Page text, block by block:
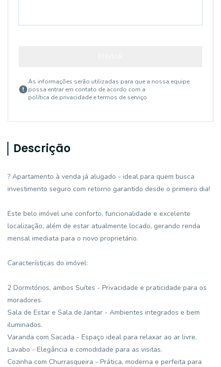
As informações serão utilizadas para que a nossa equipe
possa entrar em contato de acordo com a
política de privacidade e termos de serviço
Descrição
? Apartamento à venda já alugado - ideal para quem busca
investimento seguro com retorno garantido desde o primeiro dia!
Este belo imóvel une conforto, funcionalidade e excelente
localização, além de estar atualmente locado, gerando renda
mensal imediata para o novo proprietário.
Características do imóvel:
2 Dormitórios, ambos Suítes - Privacidade e praticidade para os
moradores.
Sala de Estar e Sala de Jantar - Ambientes integrados e bem
iluminados.
Varanda com Sacada - Espaço ideal para relaxar ao ar livre.
Lavabo - Elegância e comodidade para as visitas.
Cozinha com Churrasqueira - Prática, moderna e perfeita para